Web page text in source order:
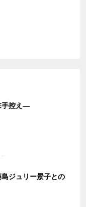
手控え―
ジュリー景子との